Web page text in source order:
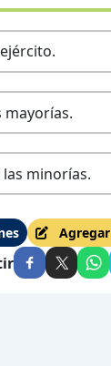
mayorías.
minorías.